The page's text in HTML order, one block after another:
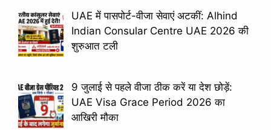
UAE में पासपोर्ट-वीजा सेवाएं अटकीं: Alhind
Indian Consular Centre UAE 2026 की
शुरुआत टली
9 जुलाई से पहले वीजा ठीक करें या देश छोड़ें:
UAE Visa Grace Period 2026 का
आखिरी मौका